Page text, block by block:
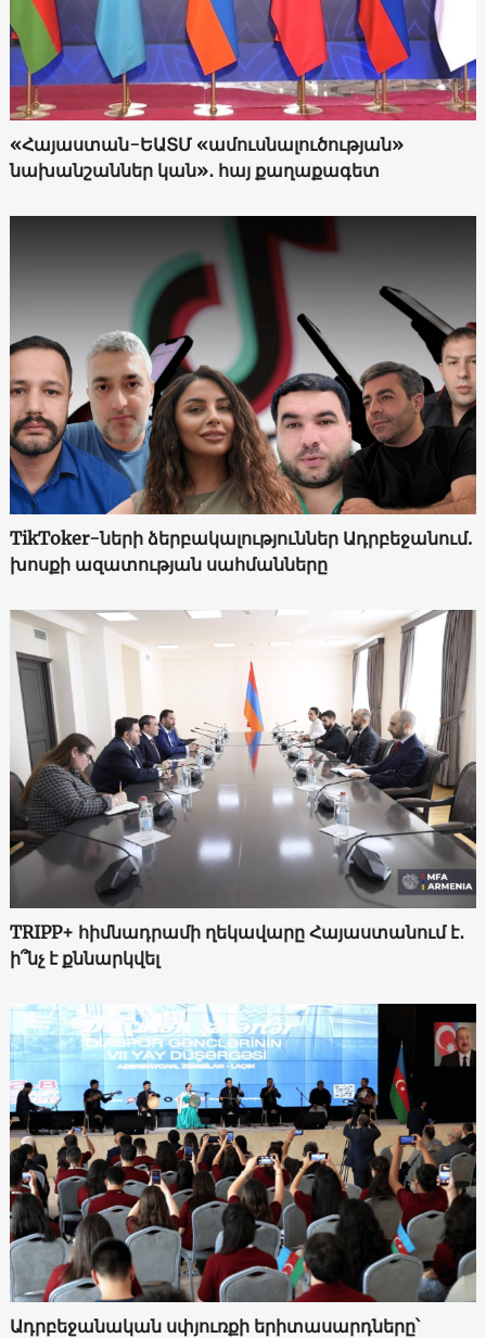
«Հայաստան-ԵԱՏՄ «ամուսնալուծության»
նախանշաններ կան»․ հայ քաղաքագետ
TikToker-ների ձերբակալություններ Ադրբեջանում.
խոսքի ազատության սահմանները
TRIPP+ հիմնադրամի ղեկավարը Հայաստանում է․
ի՞նչ է քննարկվել
Ադրբեջանական սփյուռքի երիտասարդները՝